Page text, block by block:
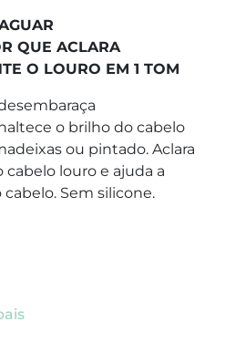
QUE ACLARA
O LOURO EM 1 TOM
o brilho do cabelo
ou pintado. Aclara
louro e ajuda a
Sem silicone.